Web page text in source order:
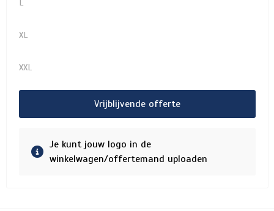
L
XL
XXL
Vrijblijvende offerte
Je kunt jouw logo in de
winkelwagen/offertemand uploaden